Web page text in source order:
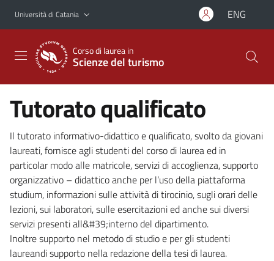
Vai al contenuto principale
Vai al menu di navigazione
Università di Catania ENG
Corso di laurea in
Scienze del turismo
Tutorato qualificato
Il tutorato informativo-didattico e qualificato, svolto da giovani
laureati, fornisce agli studenti del corso di laurea ed in
particolar modo alle matricole, servizi di accoglienza, supporto
organizzativo – didattico anche per l’uso della piattaforma
studium, informazioni sulle attività di tirocinio, sugli orari delle
lezioni, sui laboratori, sulle esercitazioni ed anche sui diversi
servizi presenti all&#39;interno del dipartimento.
Inoltre supporto nel metodo di studio e per gli studenti
laureandi supporto nella redazione della tesi di laurea.